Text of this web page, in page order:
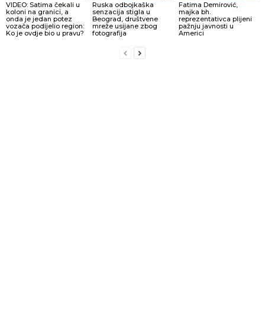
VIDEO: Satima čekali u
koloni na granici, a
onda je jedan potez
vozača podijelio region:
Ko je ovdje bio u pravu?
Ruska odbojkaška
senzacija stigla u
Beograd, društvene
mreže usijane zbog
fotografija
Fatima Demirović,
majka bh.
reprezentativca plijeni
pažnju javnosti u
Americi